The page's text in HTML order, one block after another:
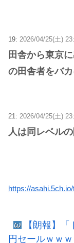
19: 2026/04/25(土)
田舎から東京
の田舎者をバ
21: 2026/04/25(土)
人は同レベル
https://
【朗報】
円セールｗｗ